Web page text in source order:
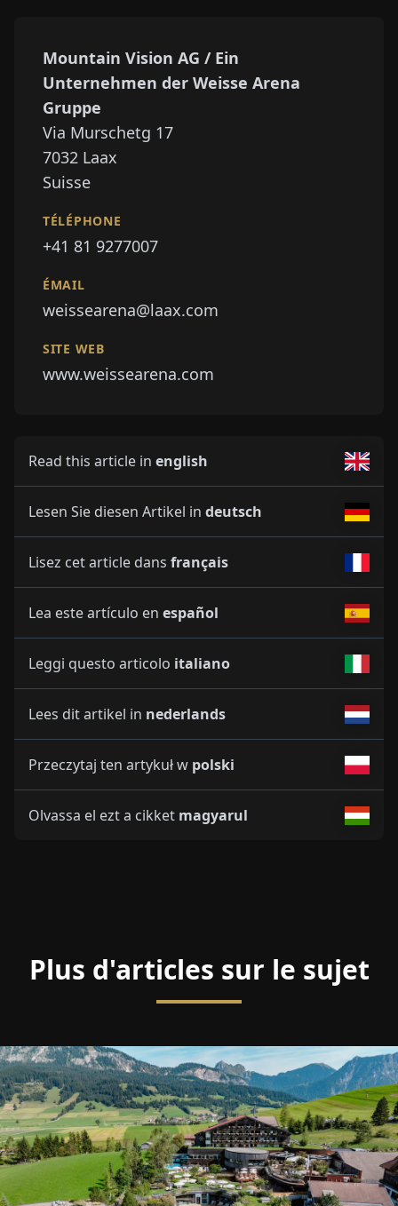
Mountain Vision AG / Ein
Unternehmen der Weisse Arena
Gruppe
Via Murschetg 17
7032 Laax
Suisse
TÉLÉPHONE
+41 81 9277007
ÉMAIL
weissearena@laax.com
SITE WEB
www.weissearena.com
Read this article in english
Lesen Sie diesen Artikel in deutsch
Lisez cet article dans français
Lea este artículo en español
Leggi questo articolo italiano
Lees dit artikel in nederlands
Przeczytaj ten artykuł w polski
Olvassa el ezt a cikket magyarul
Plus d'articles sur le sujet